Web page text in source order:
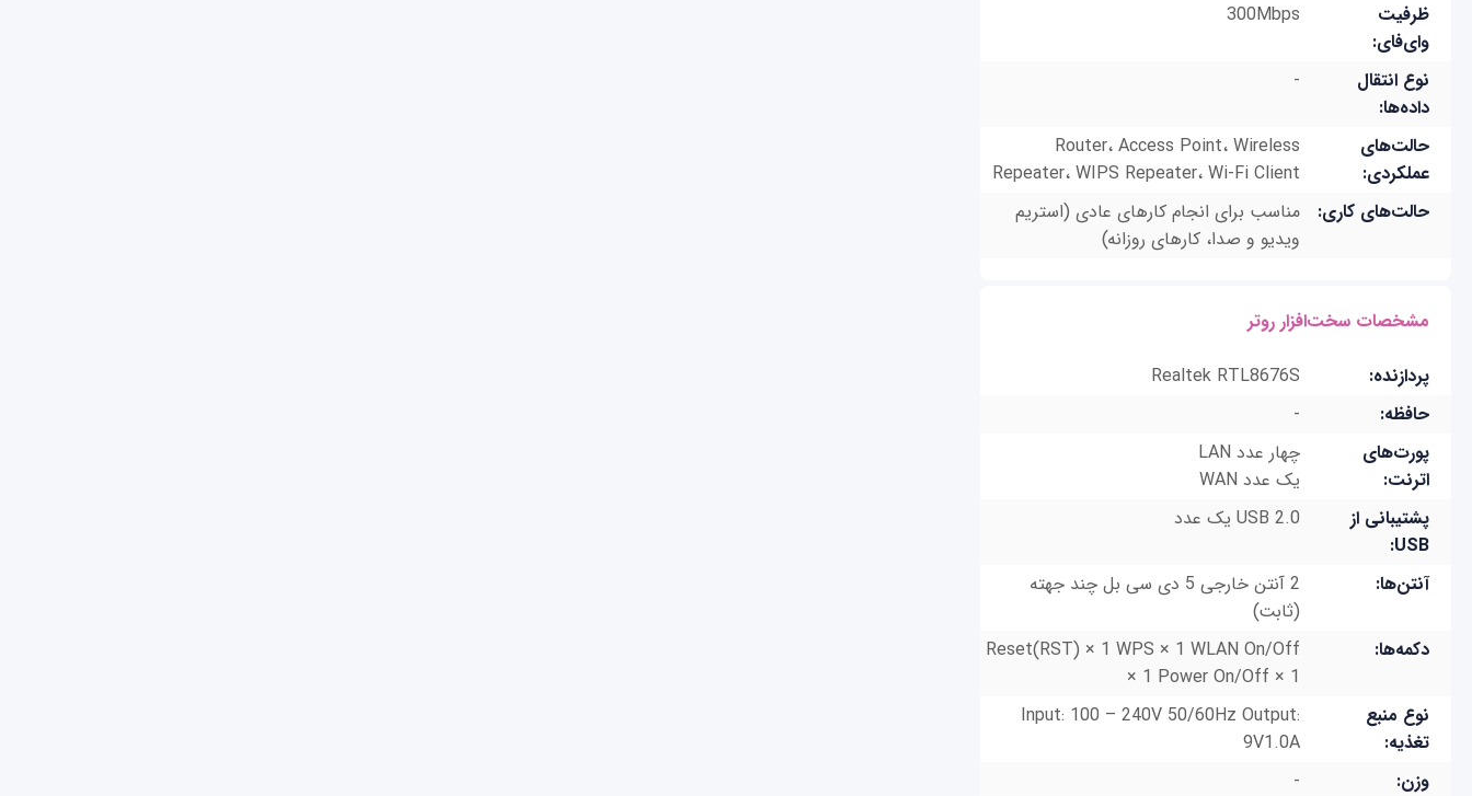
ظرفیت
وای‌فای:
300Mbps
نوع انتقال
داده‌ها:
-
حالت‌های
عملکردی:
Router، Access Point، Wireless
Repeater، WIPS Repeater، Wi-Fi Client
حالت‌های کاری:
مناسب برای انجام کارهای عادی (استریم
ویدیو و صدا، کارهای روزانه)
مشخصات سخت‌افزار روتر
پردازنده:
Realtek RTL8676S
حافظه:
-
پورت‌های
اترنت:
چهار عدد LAN
یک عدد WAN
پشتیبانی از
USB:
USB 2.0 یک عدد
آنتن‌ها:
2 آنتن خارجی 5 دی سی بل چند جهته
(ثابت)
دکمه‌ها:
Reset(RST) × 1 WPS × 1 WLAN On/Off
× 1 Power On/Off × 1
نوع منبع
تغذیه:
Input: 100 – 240V 50/60Hz Output:
9V1.0A
وزن:
-